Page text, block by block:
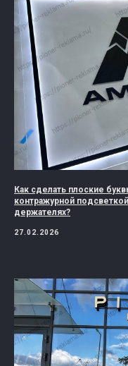
Как сделать плоские
контражурной
держателях?
27.02.2026